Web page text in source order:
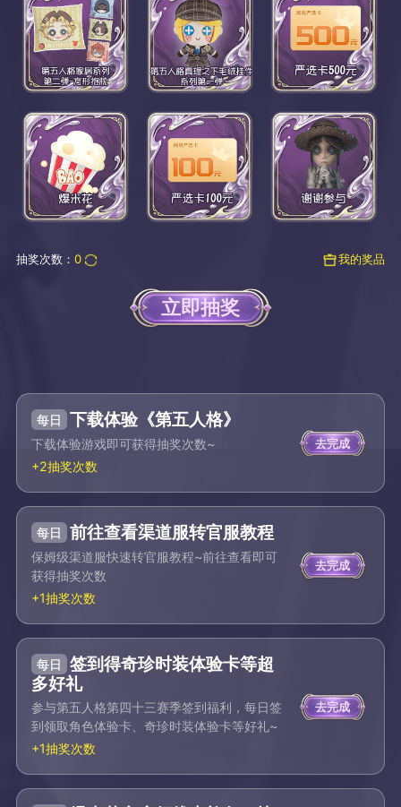
抽奖次数： 0 我的奖品
立即抽奖
每日 下载体验《第五人格》
下载体验游戏即可获得抽奖次数~
+2抽奖次数
去完成
每日 前往查看渠道服转官服教程
保姆级渠道服快速转官服教程~前往查看即可
获得抽奖次数
+1抽奖次数
去完成
每日
签到得奇珍时装体验卡等超
多好礼
参与第五人格第四十三赛季签到福利，每日签
到领取角色体验卡、奇珍时装体验卡等好礼~
+1抽奖次数
去完成